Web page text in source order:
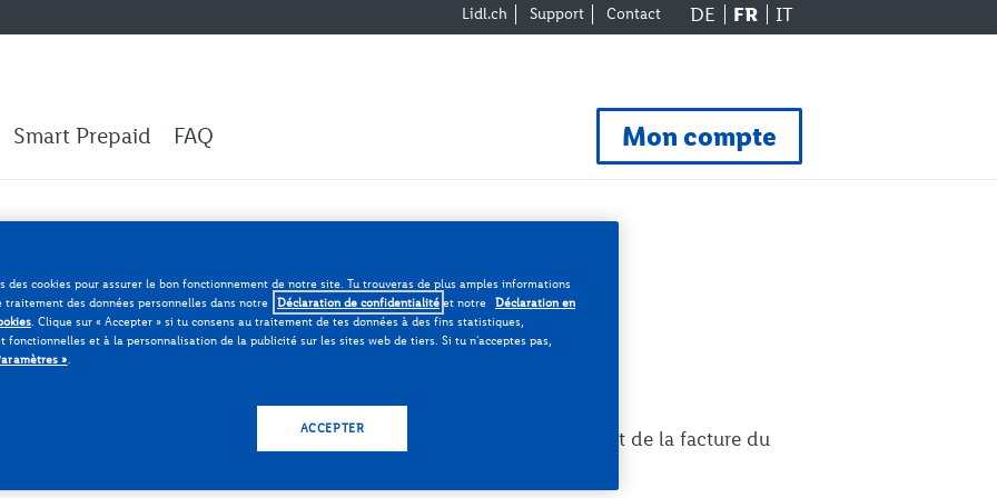
Lidl.ch Support Contact DE FR IT
Mon compte
Smart Prepaid FAQ
sur ta facture.
mois à la fin du mois et est facturée en début de mois. Le paiement de la facture du
du mois.
des cookies pour assurer le bon fonctionnement de notre site. Tu trouveras de plus amples informations
traitement des données personnelles dans notre Déclaration de confidentialité et notre Déclaration en
. Clique sur « Accepter » si tu consens au traitement de tes données à des fins statistiques,
fonctionnelles et à la personnalisation de la publicité sur les sites web de tiers. Si tu n'acceptes pas,
».
ACCEPTER